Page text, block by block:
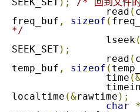
		read
(
freq_buf , sizeof (
*/
		lseek
(
SEEK_SET);
		read
(
temp_buf , sizeof (
		time
localtime (&rawtime );
char
*